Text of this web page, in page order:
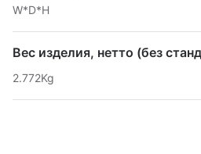
W*D*H
Вес изделия, нетто (без
2.772Kg